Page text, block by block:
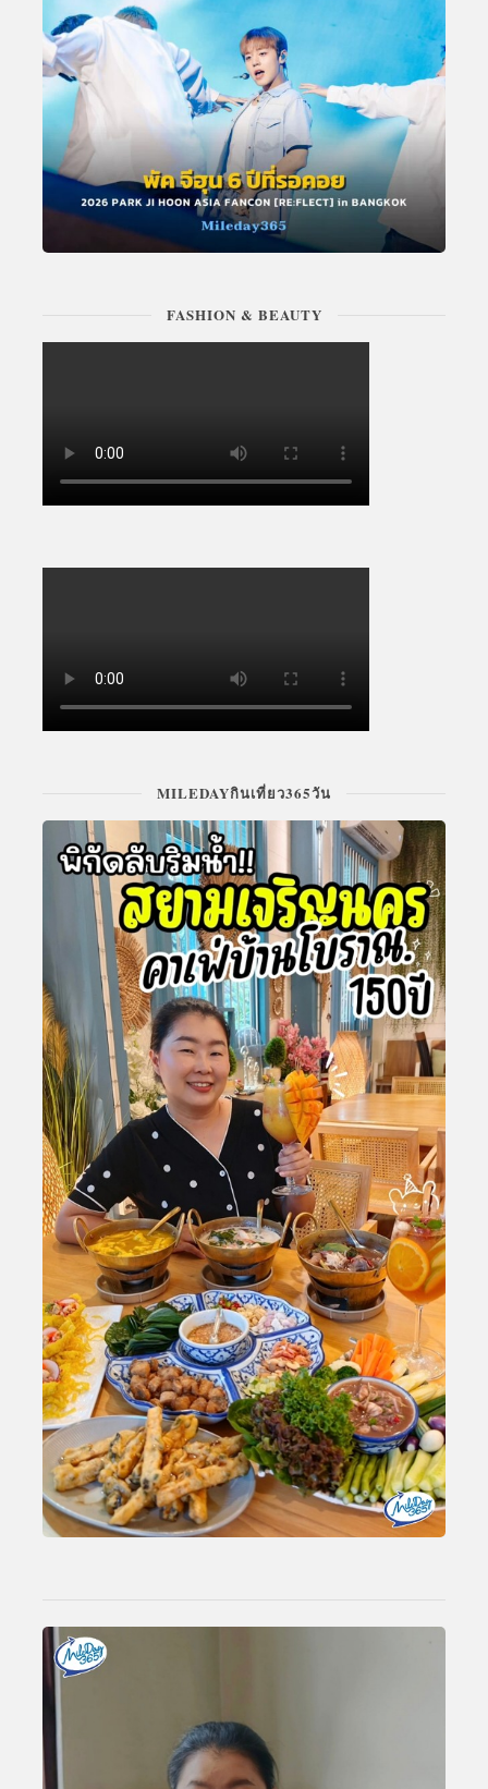
FASHION & BEAUTY
MILEDAYกินเที่ยว365วัน